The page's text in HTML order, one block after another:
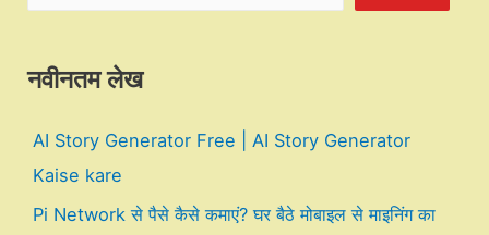
नवीनतम लेख
AI Story Generator Free | AI Story Generator
Kaise kare
Pi Network से पैसे कैसे कमाएं? घर बैठे मोबाइल से माइनिंग का